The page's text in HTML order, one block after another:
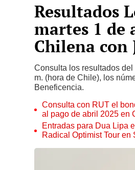
Resultados
martes 1 de
Chilena con
Consulta los resultados
m. (hora de Chile), los
Beneficencia.
Consulta con RUT el
al pago de abril 2025 en
Entradas para Dua Lipa
Radical Optimist Tour en